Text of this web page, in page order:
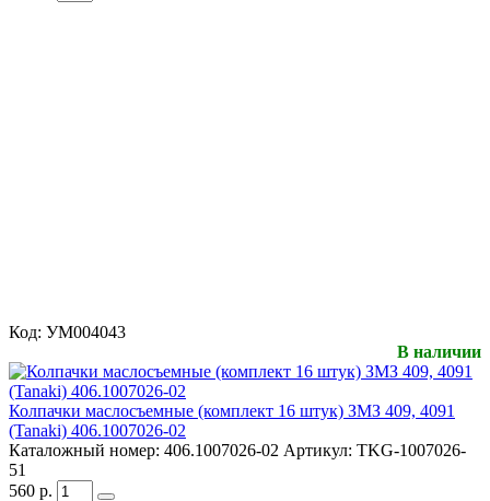
Код: УМ004043
В наличии
Колпачки маслосъемные (комплект 16 штук) ЗМЗ 409, 4091
(Tanaki) 406.1007026-02
Каталожный номер: 406.1007026-02 Артикул: TKG-1007026-
51
560 р.